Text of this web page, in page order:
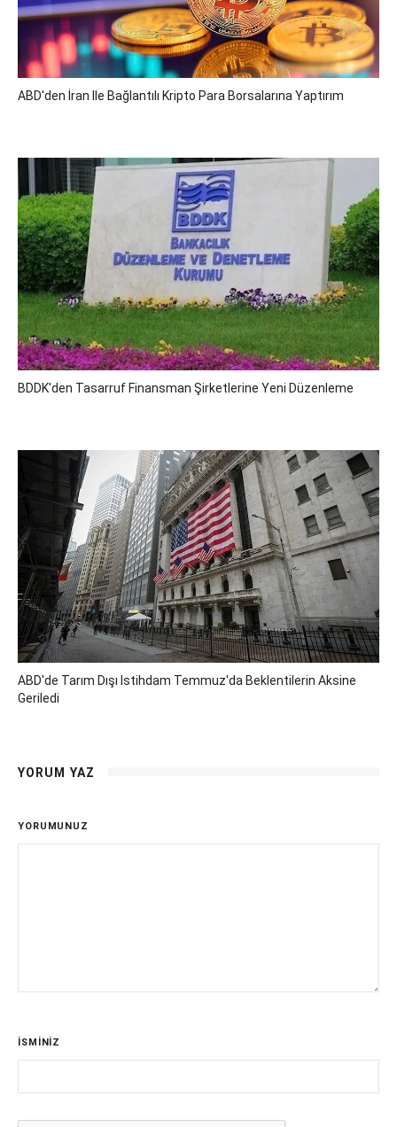
ABD'den İran Ile Bağlantılı Kripto Para Borsalarına Yaptırım
BDDK'den Tasarruf Finansman Şirketlerine Yeni Düzenleme
ABD'de Tarım Dışı Istihdam Temmuz'da Beklentilerin Aksine
Geriledi
YORUM YAZ
YORUMUNUZ
İSMİNİZ